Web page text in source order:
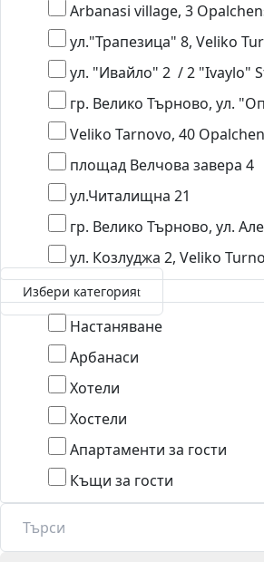
Arbanasi village, 3
ул."Трапезица" 8, Veliko
ул. "Ивайло" 2 / 2 "Ivaylo"
гр. Велико Търново, ул.
Veliko Tarnovo, 40
площад Велчова завера 4
ул.Читалищна 21
гр. Велико Търново, ул.
ул. Козлуджа 2, Veliko
Избери категория
Настаняване
Арбанаси
Хотели
Хостели
Апартаменти за гости
Къщи за гости